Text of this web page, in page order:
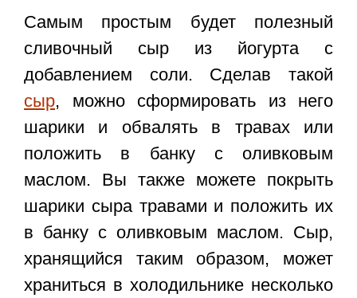
Самым простым будет полезный
сливочный сыр из йогурта с
добавлением соли. Сделав такой
сыр, можно сформировать из него
шарики и обвалять в травах или
положить в банку с оливковым
маслом. Вы также можете покрыть
шарики сыра травами и положить их
в банку с оливковым маслом. Сыр,
хранящийся таким образом, может
храниться в холодильнике несколько